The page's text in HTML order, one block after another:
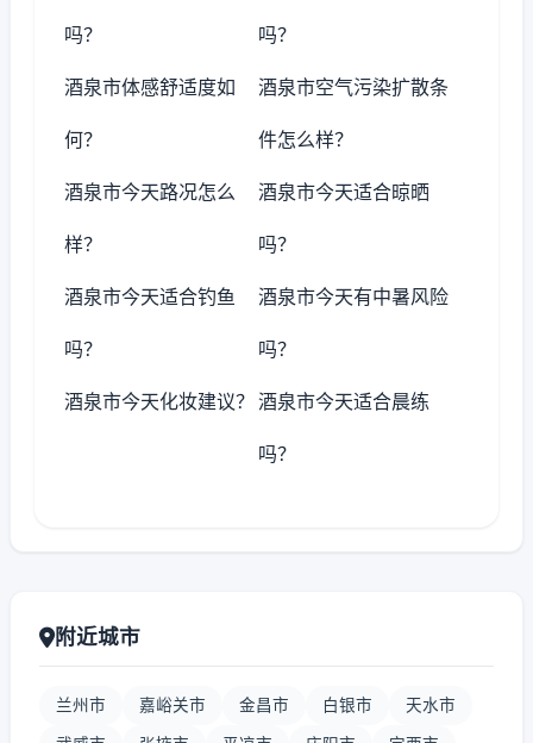
吗？ 吗？
酒泉市体感舒适度如
何？
酒泉市空气污染扩散条
件怎么样？
酒泉市今天路况怎么
样？
酒泉市今天适合晾晒
吗？
酒泉市今天适合钓鱼
吗？
酒泉市今天有中暑风险
吗？
酒泉市今天化妆建议？ 酒泉市今天适合晨练
吗？
附近城市
兰州市 嘉峪关市 金昌市 白银市 天水市